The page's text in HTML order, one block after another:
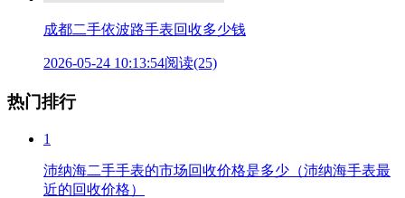
成都二手依波路手表回收多少钱
2026-05-24 10:13:54阅读(25)
热门排行
1
沛纳海二手手表的市场回收价格是多少（沛纳海手表最
近的回收价格）